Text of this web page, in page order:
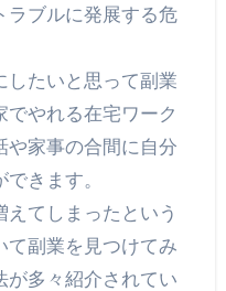
ラブルに発展する危
したいと思って副業
でやれる在宅ワーク
や家事の合間に自分
きます。
てしまったという
て副業を見つけてみ
が多々紹介されてい